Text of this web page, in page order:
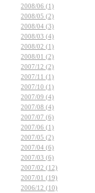
2008/06 (1)
2008/05 (2)
2008/04 (3)
2008/03 (4)
2008/02 (1)
2008/01 (2)
2007/12 (2)
2007/11 (1)
2007/10 (1)
2007/09 (4)
2007/08 (4)
2007/07 (6)
2007/06 (1)
2007/05 (2)
2007/04 (6)
2007/03 (6)
2007/02 (12)
2007/01 (19)
2006/12 (10)